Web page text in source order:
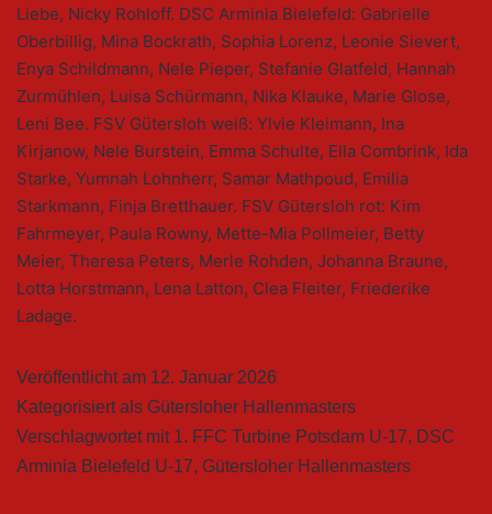
Liebe, Nicky Rohloff. DSC Arminia Bielefeld: Gabrielle
Oberbillig, Mina Bockrath, Sophia Lorenz, Leonie Sievert,
Enya Schildmann, Nele Pieper, Stefanie Glatfeld, Hannah
Zurmühlen, Luisa Schürmann, Nika Klauke, Marie Glose,
Leni Bee. FSV Gütersloh weiß: Ylvie Kleimann, Ina
Kirjanow, Nele Burstein, Emma Schulte, Ella Combrink, Ida
Starke, Yumnah Lohnherr, Samar Mathpoud, Emilia
Starkmann, Finja Bretthauer. FSV Gütersloh rot: Kim
Fahrmeyer, Paula Rowny, Mette-Mia Pollmeier, Betty
Meier, Theresa Peters, Merle Rohden, Johanna Braune,
Lotta Horstmann, Lena Latton, Clea Fleiter, Friederike
Ladage.
Veröffentlicht am 12. Januar 2026
Kategorisiert als Gütersloher Hallenmasters
Verschlagwortet mit 1. FFC Turbine Potsdam U-17, DSC
Arminia Bielefeld U-17, Gütersloher Hallenmasters